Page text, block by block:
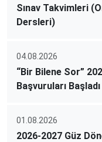
Sınav Takvimleri
Dersleri)
04.08.2026
“Bir Bilene Sor”
Başvuruları Başladı
01.08.2026
2026-2027 Güz